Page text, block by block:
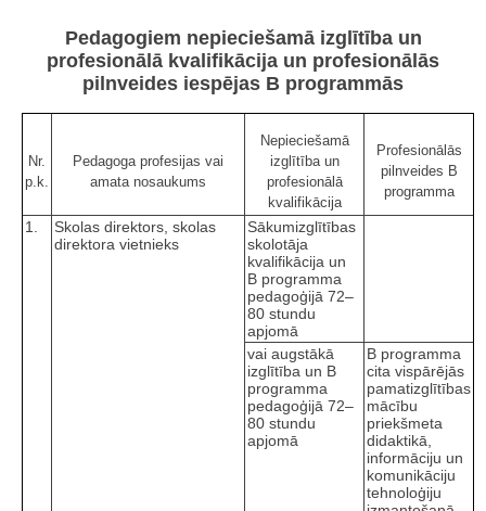
Pedagogiem nepieciešamā izglītība un
profesionālā kvalifikācija un profesionālās
pilnveides iespējas B programmās
Nr.
p.k.
Pedagoga profesijas vai
amata nosaukums
Nepieciešamā
izglītība un
profesionālā
kvalifikācija
Profesionālās
pilnveides B
programma
1.
Skolas direktors, skolas
direktora vietnieks
Sākumizglītības
skolotāja
kvalifikācija un
B programma
pedagoģijā 72–
80 stundu
apjomā
vai augstākā
izglītība un B
programma
pedagoģijā 72–
80 stundu
apjomā
B programma
cita vispārējās
pamatizglītības
mācību
priekšmeta
didaktikā,
informāciju un
komunikāciju
tehnoloģiju